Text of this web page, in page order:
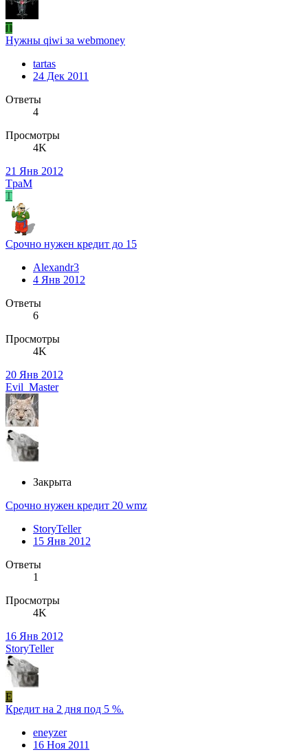
T
Нужны qiwi за webmoney
tartas
24 Дек 2011
Ответы
4
Просмотры
4K
21 Янв 2012
TpaM
T
Срочно нужен кредит до 15
Alexandr3
4 Янв 2012
Ответы
6
Просмотры
4K
20 Янв 2012
Evil_Master
Закрыта
Срочно нужен кредит 20 wmz
StoryTeller
15 Янв 2012
Ответы
1
Просмотры
4K
16 Янв 2012
StoryTeller
E
Кредит на 2 дня под 5 %.
eneyzer
16 Ноя 2011